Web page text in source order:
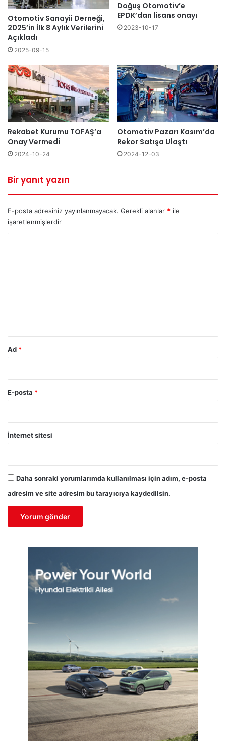
Otomotiv Sanayii Derneği,
2025’in İlk 8 Aylık Verilerini
Açıkladı
2025-09-15
Doğuş Otomotiv’e
EPDK’dan lisans onayı
2023-10-17
Rekabet Kurumu TOFAŞ’a
Onay Vermedi
2024-10-24
Otomotiv Pazarı Kasım’da
Rekor Satışa Ulaştı
2024-12-03
Bir yanıt yazın
E-posta adresiniz yayınlanmayacak. Gerekli alanlar * ile
işaretlenmişlerdir
Ad *
E-posta *
İnternet sitesi
Daha sonraki yorumlarımda kullanılması için adım, e-posta
adresim ve site adresim bu tarayıcıya kaydedilsin.